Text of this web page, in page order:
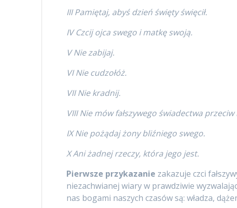
III Pamiętaj, abyś dzień święty święcił.
IV Czcij ojca swego i matkę swoją.
V Nie zabijaj.
VI Nie cudzołóż.
VII Nie kradnij.
VIII Nie mów fałszywego świadectwa
IX Nie pożądaj żony bliźniego swego.
X Ani żadnej rzeczy, która jego jest.
Pierwsze przykazanie zakazuje czci
niezachwianej wiary w prawdziwie
nas bogami naszych czasów są: władza,